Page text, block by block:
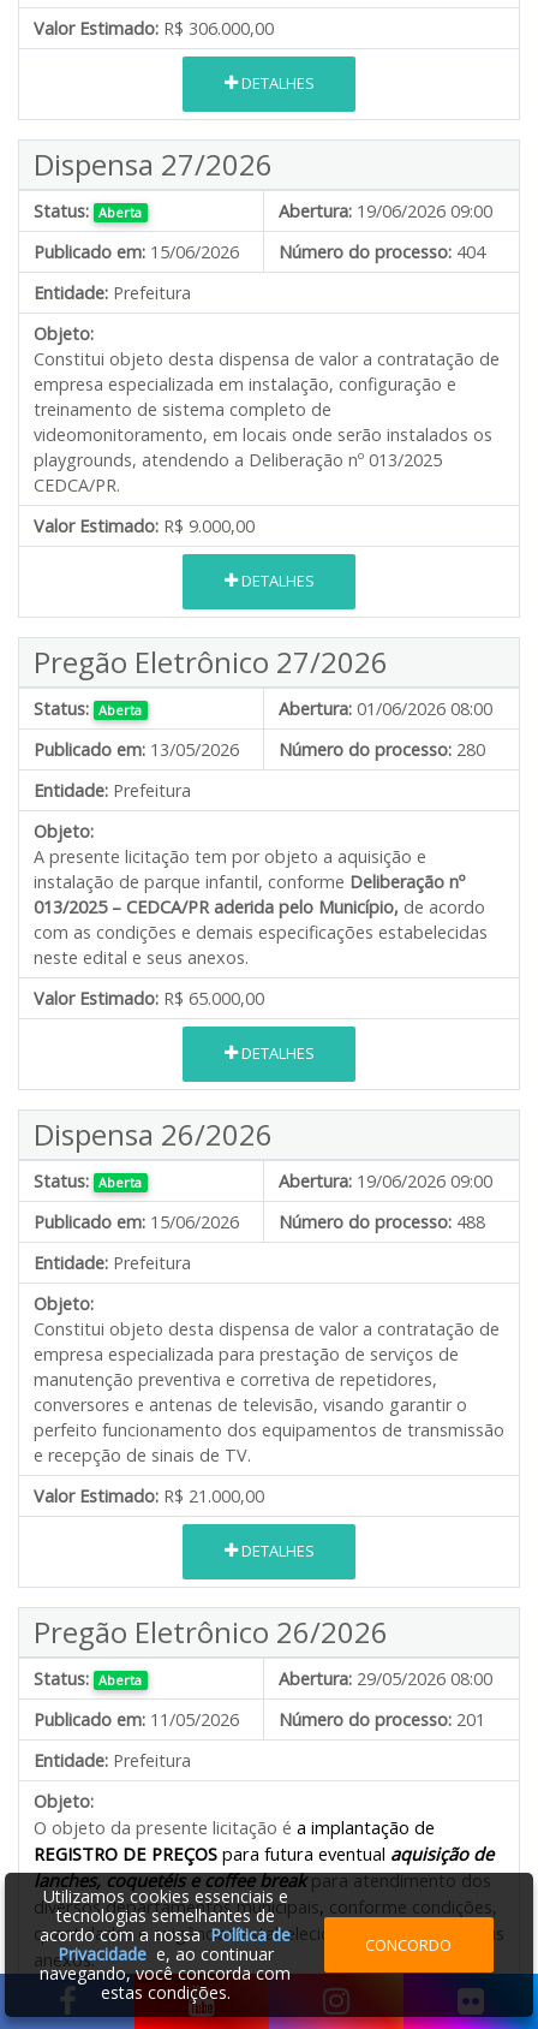
Valor Estimado: R$ 306.000,00
DETALHES
Dispensa 27/2026
Status: Aberta Abertura: 19/06/2026 09:00
Publicado em: 15/06/2026 Número do processo: 404
Entidade: Prefeitura
Objeto:
Constitui objeto desta dispensa de valor a contratação de
empresa especializada em instalação, configuração e
treinamento de sistema completo de
videomonitoramento, em locais onde serão instalados os
playgrounds, atendendo a Deliberação nº 013/2025
CEDCA/PR.
Valor Estimado: R$ 9.000,00
DETALHES
Pregão Eletrônico 27/2026
Status: Aberta Abertura: 01/06/2026 08:00
Publicado em: 13/05/2026 Número do processo: 280
Entidade: Prefeitura
Objeto:
A presente licitação tem por objeto a aquisição e
instalação de parque infantil, conforme Deliberação nº
013/2025 – CEDCA/PR aderida pelo Município, de acordo
com as condições e demais especificações estabelecidas
neste edital e seus anexos.
Valor Estimado: R$ 65.000,00
DETALHES
Dispensa 26/2026
Status: Aberta Abertura: 19/06/2026 09:00
Publicado em: 15/06/2026 Número do processo: 488
Entidade: Prefeitura
Objeto:
Constitui objeto desta dispensa de valor a contratação de
empresa especializada para prestação de serviços de
manutenção preventiva e corretiva de repetidores,
conversores e antenas de televisão, visando garantir o
perfeito funcionamento dos equipamentos de transmissão
e recepção de sinais de TV.
Valor Estimado: R$ 21.000,00
DETALHES
Pregão Eletrônico 26/2026
Status: Aberta Abertura: 29/05/2026 08:00
Publicado em: 11/05/2026 Número do processo: 201
Entidade: Prefeitura
Objeto:
O objeto da presente licitação é a implantação de
REGISTRO DE PREÇOS para futura eventual aquisição de
lanches, coquetéis e coffee breakpara atendimento dos
diversos departamentos municipais, conforme condições,
quantidades e exigências estabelecidas neste Edital e seus
anexos.
Valor Estimado:R$ 394.765,00
Utilizamos cookies essenciais e
tecnologias semelhantes de
acordo com a nossaPolítica de
Privacidadee, ao continuar
navegando, você concorda com
estas condições.
CONCORDO